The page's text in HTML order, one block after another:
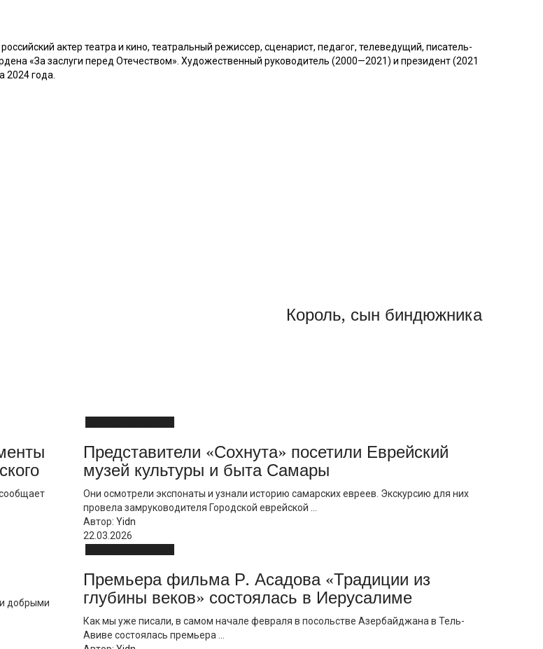
актер театра и кино, театральный режиссер, сценарист, педагог, телеведущий, писатель-
«За заслуги перед Отечеством». Художественный руководитель (2000—2021) и президент (2021
2024 года.
Король, сын биндюжника
Представители «Сохнута» посетили Еврейский
музей культуры и быта Самары
Они осмотрели экспонаты и узнали историю самарских евреев. Экскурсию для них
провела замруководителя Городской еврейской ...
Автор: Yidn
22.03.2026
добрыми
Премьера фильма Р. Асадова «Традиции из
глубины веков» состоялась в Иерусалиме
Как мы уже писали, в самом начале февраля в посольстве Азербайджана в Тель-
Авиве состоялась премьера ...